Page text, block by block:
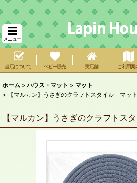
メニュー
当店について ベビー販売 実店舗 ご利用案
ホーム > ハウス・マット > マット
>
【マルカン】うさぎのクラフトスタイル マット
【マルカン】うさぎのクラフトス